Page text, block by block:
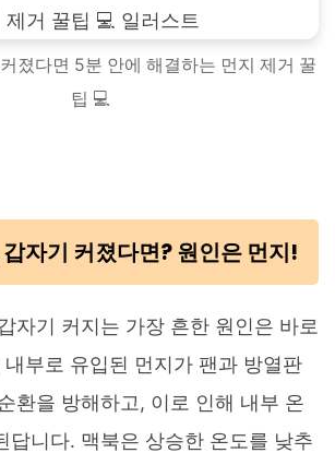
졌다면 5분 안에 해결하는 먼지 제거 꿀
팁 💻
자기 커졌다면? 원인은 먼지!
자기 커지는 가장 흔한 원인은 바로
부로 유입된 먼지가 팬과 방열판
환을 방해하고, 이로 인해 내부 온
답니다. 맥북은 상승한 온도를 낮추